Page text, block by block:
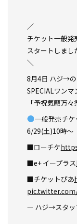
／
チケット一般発
スタートしまし
＼
8月4日 ハジ→の
SPECIALワンマ
「予祝氣願万々
一般発売チケ
6/29(土)10時～
■ローチケ
■e+ イープラス
■チケットぴあ
— ハジ→スタッ